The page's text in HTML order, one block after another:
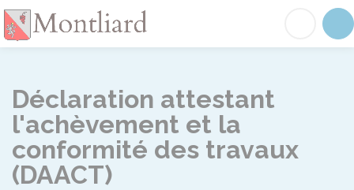
Déclaration attestant
l'achèvement et la
conformité des travaux
(DAACT)